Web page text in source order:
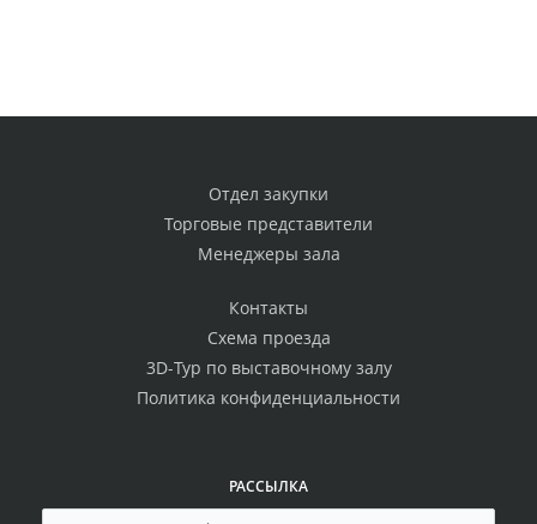
Отдел закупки
Торговые представители
Менеджеры зала
Контакты
Схема проезда
3D-Тур по выставочному залу
Политика конфиденциальности
РАССЫЛКА